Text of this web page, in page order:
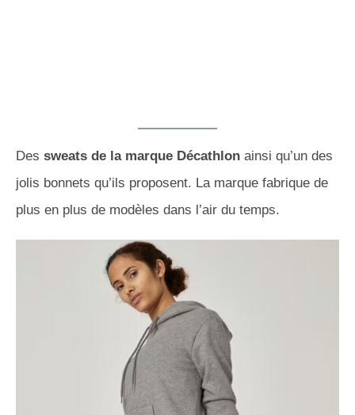
Des sweats de la marque Décathlon ainsi qu’un des
jolis bonnets qu’ils proposent. La marque fabrique de
plus en plus de modèles dans l’air du temps.